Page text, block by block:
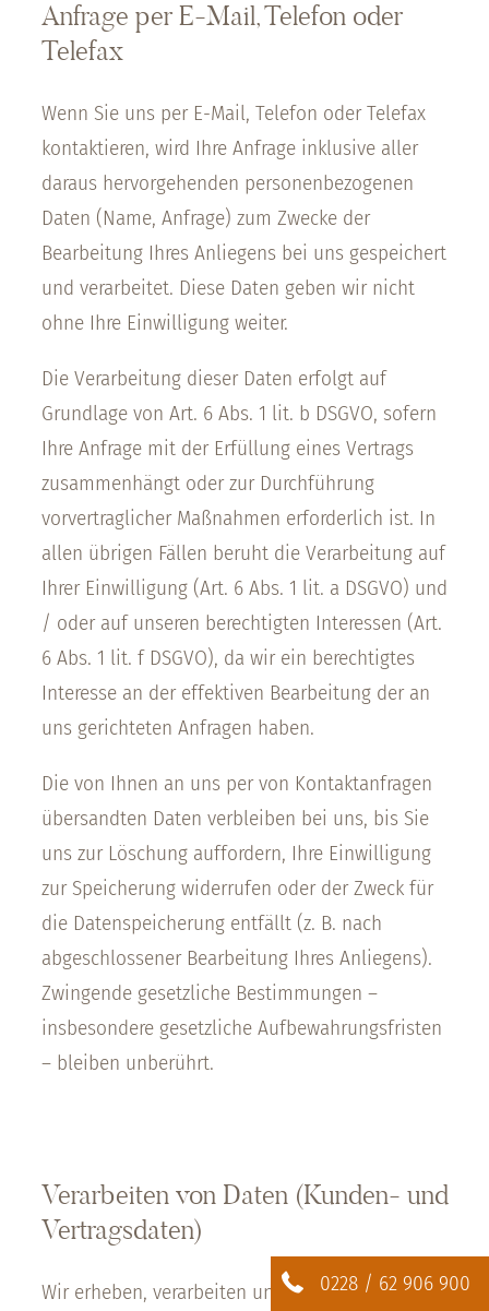
Anfrage per E-Mail, Telefon oder
Telefax
Wenn Sie uns per E-Mail, Telefon oder Telefax
kontaktieren, wird Ihre Anfrage inklusive aller
daraus hervorgehenden personenbezogenen
Daten (Name, Anfrage) zum Zwecke der
Bearbeitung Ihres Anliegens bei uns gespeichert
und verarbeitet. Diese Daten geben wir nicht
ohne Ihre Einwilligung weiter.
Die Verarbeitung dieser Daten erfolgt auf
Grundlage von Art. 6 Abs. 1 lit. b DSGVO, sofern
Ihre Anfrage mit der Erfüllung eines Vertrags
zusammenhängt oder zur Durchführung
vorvertraglicher Maßnahmen erforderlich ist. In
allen übrigen Fällen beruht die Verarbeitung auf
Ihrer Einwilligung (Art. 6 Abs. 1 lit. a DSGVO) und
/ oder auf unseren berechtigten Interessen (Art.
6 Abs. 1 lit. f DSGVO), da wir ein berechtigtes
Interesse an der effektiven Bearbeitung der an
uns gerichteten Anfragen haben.
Die von Ihnen an uns per von Kontaktanfragen
übersandten Daten verbleiben bei uns, bis Sie
uns zur Löschung auffordern, Ihre Einwilligung
zur Speicherung widerrufen oder der Zweck für
die Datenspeicherung entfällt (z. B. nach
abgeschlossener Bearbeitung Ihres Anliegens).
Zwingende gesetzliche Bestimmungen –
insbesondere gesetzliche Aufbewahrungsfristen
– bleiben unberührt.
Verarbeiten von Daten (Kunden- und
Vertragsdaten)
Wir erheben, verarbeiten und nutzen0228 / 62 906 900